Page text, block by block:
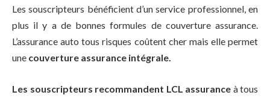
Les souscripteurs bénéficient d’un service professionnel, en
plus il y a de bonnes formules de couverture assurance.
L’assurance auto tous risques coûtent cher mais elle permet
une couverture assurance intégrale.
Les souscripteurs recommandent LCL assurance à tous